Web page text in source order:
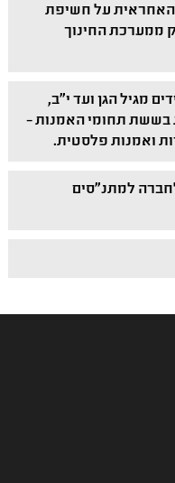
האחראית על חשיפת
ממערכת החינוך
מגיל הגן ועד י"ב,
בששת תחומי האמנות –
ואמנות פלסטית.
למתנ"סים